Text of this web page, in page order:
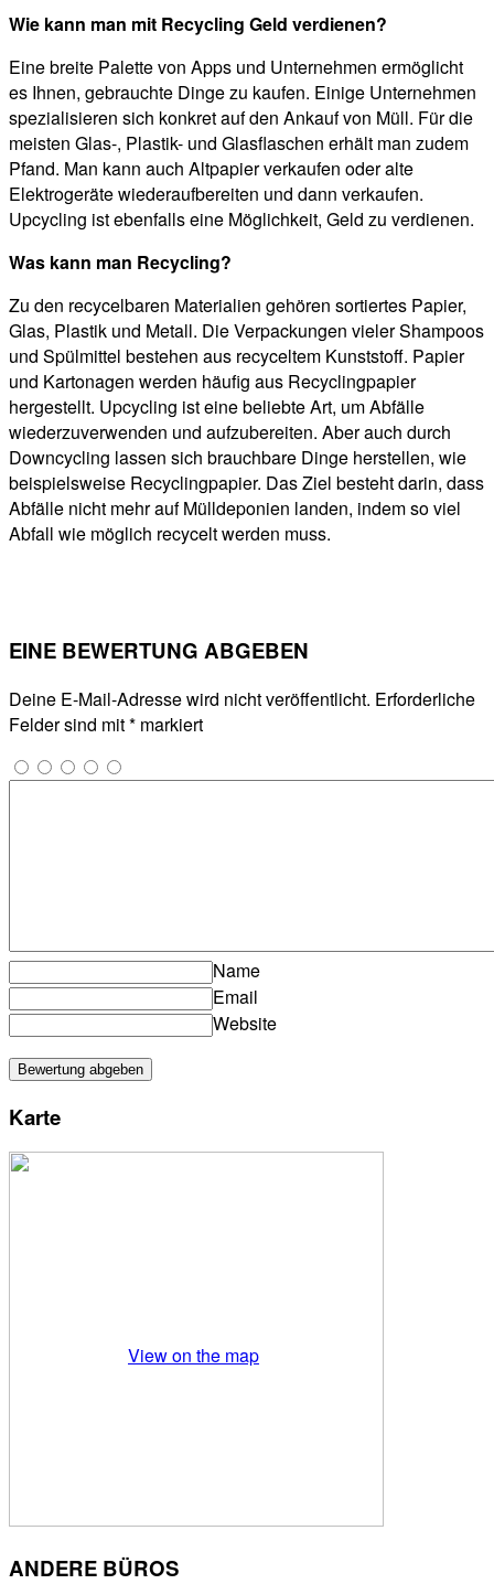
Wie kann man mit Recycling Geld verdienen?
Eine breite Palette von Apps und Unternehmen ermöglicht
es Ihnen, gebrauchte Dinge zu kaufen. Einige Unternehmen
spezialisieren sich konkret auf den Ankauf von Müll. Für die
meisten Glas-, Plastik- und Glasflaschen erhält man zudem
Pfand. Man kann auch Altpapier verkaufen oder alte
Elektrogeräte wiederaufbereiten und dann verkaufen.
Upcycling ist ebenfalls eine Möglichkeit, Geld zu verdienen.
Was kann man Recycling?
Zu den recycelbaren Materialien gehören sortiertes Papier,
Glas, Plastik und Metall. Die Verpackungen vieler Shampoos
und Spülmittel bestehen aus recyceltem Kunststoff. Papier
und Kartonagen werden häufig aus Recyclingpapier
hergestellt. Upcycling ist eine beliebte Art, um Abfälle
wiederzuverwenden und aufzubereiten. Aber auch durch
Downcycling lassen sich brauchbare Dinge herstellen, wie
beispielsweise Recyclingpapier. Das Ziel besteht darin, dass
Abfälle nicht mehr auf Mülldeponien landen, indem so viel
Abfall wie möglich recycelt werden muss.
EINE BEWERTUNG ABGEBEN
Deine E-Mail-Adresse wird nicht veröffentlicht. Erforderliche
Felder sind mit* markiert
Name
Email
Website
Karte
View on the map
ANDERE BÜROS